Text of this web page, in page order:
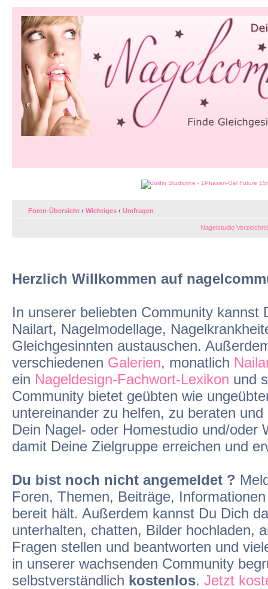
Foren-Übersicht ‹ Wichtiges ‹ Umfragen
Nagelstudio
Herzlich Willkommen auf
In unserer beliebten Community
Nailart, Nagelmodellage,
Gleichgesinnten austauschen.
verschiedenen Galerien, monatlich
ein Nageldesign-Fachwort-Lexikon und
Community bietet geübten wie
untereinander zu helfen, zu beraten
Dein Nagel- oder Homestudio und/oder
damit Deine Zielgruppe erreichen und
Du bist noch nicht angemeldet ?
Foren, Themen, Beiträge,
bereit hält. Außerdem kannst Du Dich
unterhalten, chatten, Bilder hochladen,
Fragen stellen und beantworten und
in unserer wachsenden Community
selbstverständlich kostenlos. Jetzt